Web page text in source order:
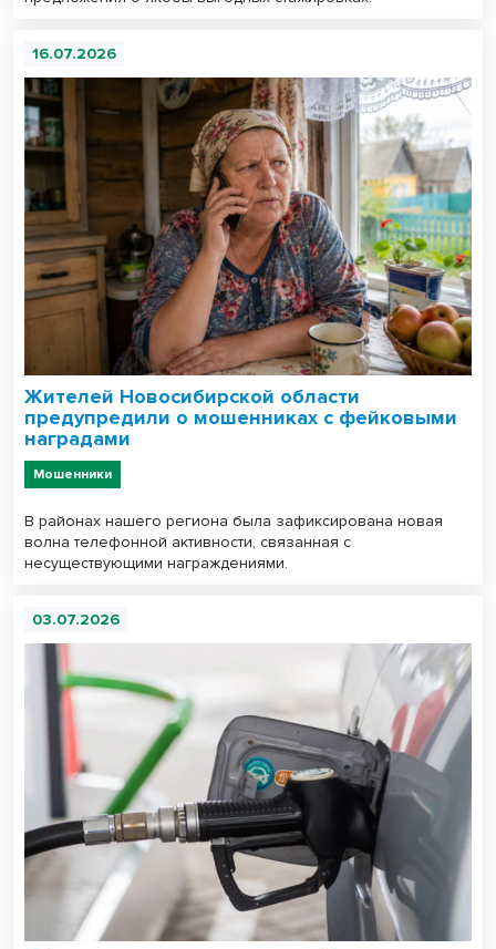
16.07.2026
Жителей Новосибирской области
предупредили о мошенниках с фейковыми
наградами
Мошенники
В районах нашего региона была зафиксирована новая
волна телефонной активности, связанная с
несуществующими награждениями.
03.07.2026